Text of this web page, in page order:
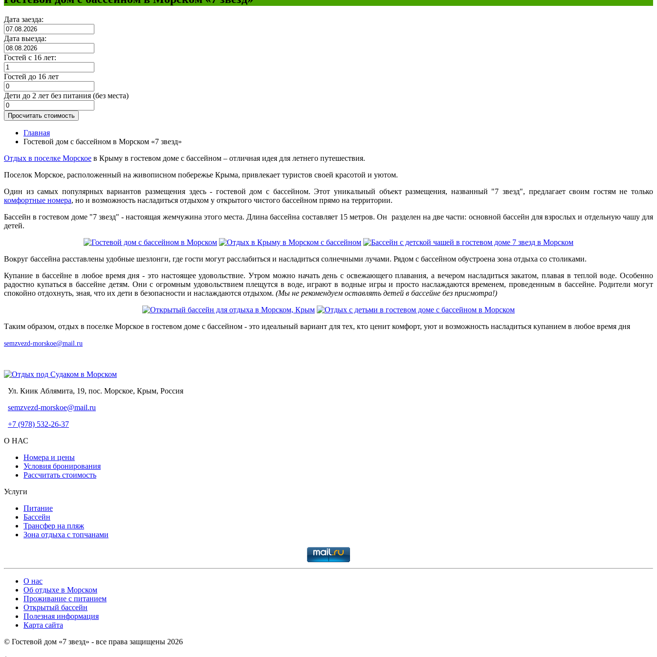
Дата заезда:
Дата выезда:
Гостей с 16 лет:
Гостей до 16 лет
Дети до 2 лет без питания (без места)
Просчитать стоимость
Главная
Гостевой дом с бассейном в Морском «7 звезд»
Отдых в поселке Морское в Крыму в гостевом доме с бассейном – отличная идея для летнего путешествия.
Поселок Морское, расположенный на живописном побережье Крыма, привлекает туристов своей красотой и уютом.
Один из самых популярных вариантов размещения здесь - гостевой дом с бассейном. Этот уникальный объект размещения, названный "7 звезд", предлагает своим гостям не только
комфортные номера, но и возможность насладиться отдыхом у открытого чистого бассейном прямо на территории.
Бассейн в гостевом доме "7 звезд" - настоящая жемчужина этого места. Длина бассейна составляет 15 метров. Он разделен на две части: основной бассейн для взрослых и отдельную чашу для
детей.
Вокруг бассейна расставлены удобные шезлонги, где гости могут расслабиться и насладиться солнечными лучами. Рядом с бассейном обустроена зона отдыха со столиками.
Купание в бассейне в любое время дня - это настоящее удовольствие. Утром можно начать день с освежающего плавания, а вечером насладиться закатом, плавая в теплой воде. Особенно
радостно купаться в бассейне детям. Они с огромным удовольствием плещутся в воде, играют в водные игры и просто наслаждаются временем, проведенным в бассейне. Родители могут
спокойно отдохнуть, зная, что их дети в безопасности и наслаждаются отдыхом. (Мы не рекомендуем оставлять детей в бассейне без присмотра!)
Таким образом, отдых в поселке Морское в гостевом доме с бассейном - это идеальный вариант для тех, кто ценит комфорт, уют и возможность насладиться купанием в любое время дня
semzvezd-morskoe@mail.ru
Ул. Киик Аблямита, 19, пос. Морское, Крым, Россия
semzvezd-morskoe@mail.ru
+7 (978) 532-26-37
О НАС
Номера и цены
Условия бронирования
Рассчитать стоимость
Услуги
Питание
Бассейн
Трансфер на пляж
Зона отдыха с топчанами
О нас
Об отдыхе в Морском
Проживание с питанием
Открытый бассейн
Полезная информация
Карта сайта
© Гостевой дом «7 звезд» - все права защищены 2026